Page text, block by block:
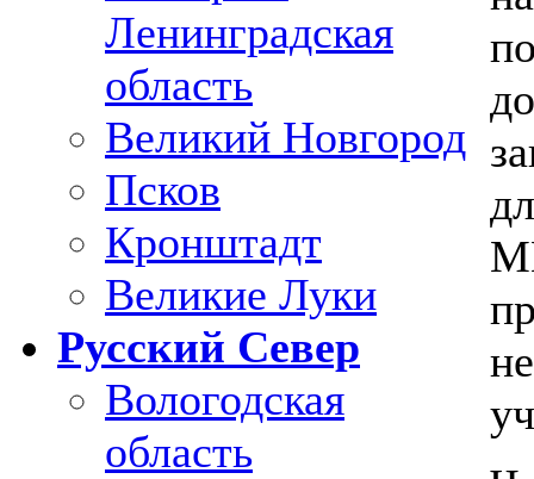
Ленинградская
область
Великий Новгород
Псков
Кронштадт
Великие Луки
Русский Север
Вологодская
область